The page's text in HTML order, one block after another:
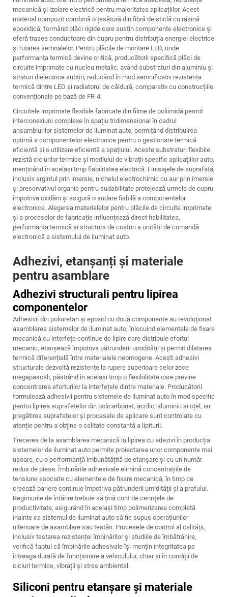
mecanică și izolare electrică pentru majoritatea aplicațiilor. Acest
material compozit combină o țesătură din fibră de sticlă cu rășină
epoxidică, formând plăci rigide care susțin componente electronice și
oferă trasee conductoare din cupru pentru distribuția energiei electrice
și rutarea semnalelor. Pentru plăcile de montare LED, unde
performanța termică devine critică, producătorii specifică plăci de
circuite imprimate cu nucleu metalic, având substraturi din aluminiu și
straturi dielectrice subțiri, reducând în mod semnificativ rezistența
termică dintre LED și radiatorul de căldură, comparativ cu construcțiile
convenționale pe bază de FR-4.
Circuitele imprimate flexibile fabricate din filme de poliimidă permit
interconexiuni complexe în spațiu tridimensional în cadrul
ansamblurilor sistemelor de iluminat auto, permițând distribuirea
optimă a componentelor electronice pentru o gestionare termică
eficientă și o utilizare eficientă a spațiului. Aceste substraturi flexibile
rezistă ciclurilor termice și mediului de vibrații specific aplicațiilor auto,
menținând în același timp fiabilitatea electrică. Finisajele de suprafață,
inclusiv argintul prin imersie, nichelul electrochimic cu aur prin imersie
și preservativul organic pentru sudabilitate protejează urmele de cupru
împotriva oxidării și asigură o sudare fiabilă a componentelor
electronice. Alegerea materialelor pentru plăcile de circuite imprimate
și a proceselor de fabricație influențează direct fiabilitatea,
performanța termică și structura de costuri a unității de comandă
electronică a sistemului de iluminat auto.
Adhezivi, etanșanți și materiale
pentru asamblare
Adhezivi structurali pentru lipirea
componentelor
Adhesivii din poliuretan și epoxid cu două componente au revoluționat
asamblarea sistemelor de iluminat auto, înlocuind elementele de fixare
mecanică cu interfețe continue de lipire care distribuie efortul
mecanic, etanșează împotriva pătrunderii umidității și permit dilatarea
termică diferențială între materialele neomogene. Acești adhesivi
structurale dezvoltă rezistențe la rupere superioare celor zece
megapascali, păstrând în același timp o flexibilitate care previne
concentrarea eforturilor la interfețele dintre materiale. Producătorii
formulează adhesivii pentru sistemele de iluminat auto în mod specific
pentru lipirea suprafețelor din policarbonat, acrilic, aluminiu și oțel, iar
pregătirea suprafețelor și procesele de aplicare sunt controlate cu
atenție pentru a obține o calitate constantă a lipiturii.
Trecerea de la asamblarea mecanică la lipirea cu adezivi în producția
sistemelor de iluminat auto permite proiectarea unor componente mai
ușoare, cu o performanță îmbunătățită de etanșare și cu un număr
redus de piese. Îmbinările adhesivale elimină concentrațiile de
tensiune asociate cu elementele de fixare mecanică, în timp ce
creează bariere continue împotriva pătrunderii umidității și a prafului.
Regimurile de întărire trebuie să țină cont de cerințele de
productivitate, asigurând în același timp polimerizarea completă
înainte ca sistemul de iluminat auto să fie supus operațiunilor
ulterioare de asamblare sau testări. Procesele de control al calității,
inclusiv testarea rezistenței îmbinărilor și studiile de îmbătrânire,
verifică faptul că îmbinările adhesivale își mențin integritatea pe
întreaga durată de funcționare a vehiculului, chiar și în condiții de
cicluri termice, vibrații și stres ambiental.
Siliconi pentru etanșare și materiale